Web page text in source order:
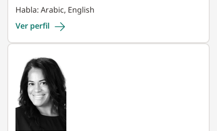
Habla: Arabic, English
Ver perfil